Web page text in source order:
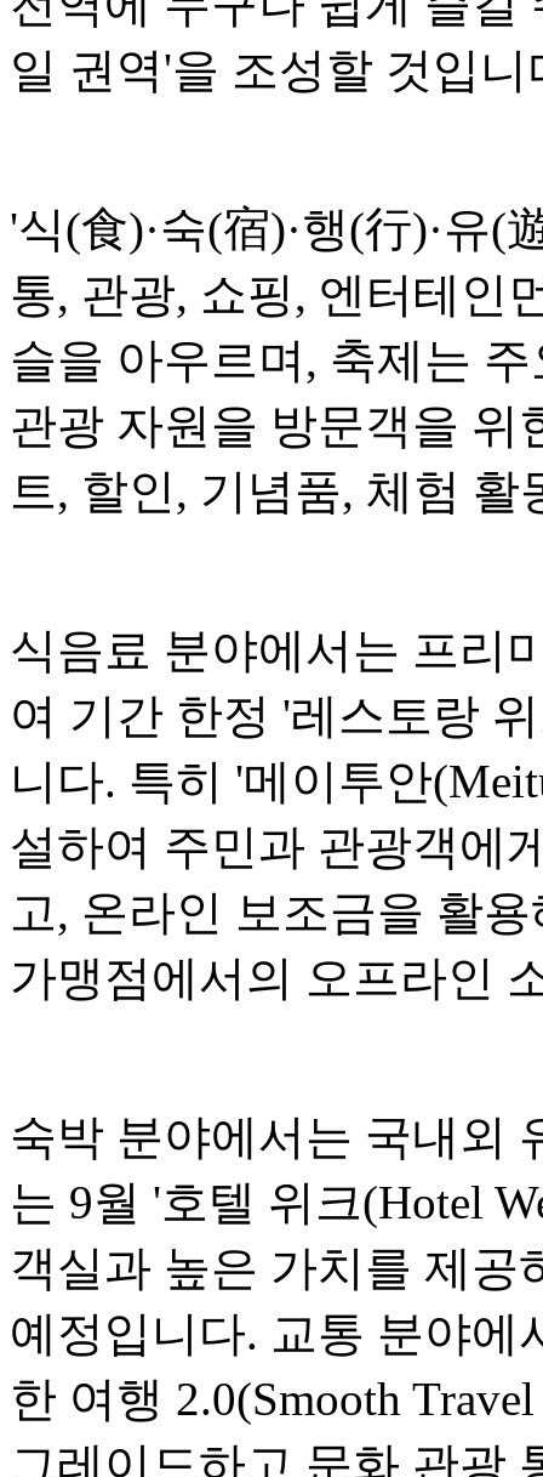
일 권역'을 조성할 것입니
'식(食)·숙(宿)·행(行)·유(
통, 관광, 쇼핑, 엔터테인
슬을 아우르며, 축제는
관광 자원을 방문객을 위
트, 할인, 기념품, 체험
식음료 분야에서는 프리
여 기간 한정 '레스토랑
니다. 특히 '메이투안
설하여 주민과 관광객에
고, 온라인 보조금을 활
가맹점에서의 오프라인
숙박 분야에서는 국내외
는 9월 '호텔 위크(Hotel
객실과 높은 가치를 제
예정입니다. 교통 분야
한 여행 2.0(Smooth
그레이드하고 문화 관광